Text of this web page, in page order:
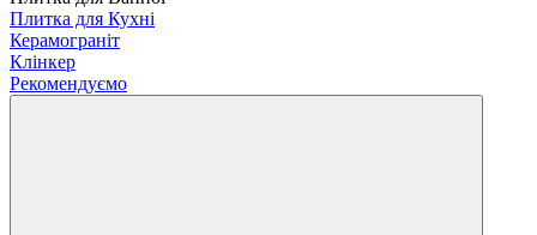
Плитка для Кухні
Керамограніт
Клінкер
Рекомендуємо